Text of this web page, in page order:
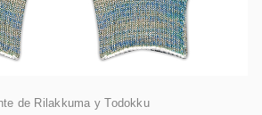
de Rilakkuma y Todokku